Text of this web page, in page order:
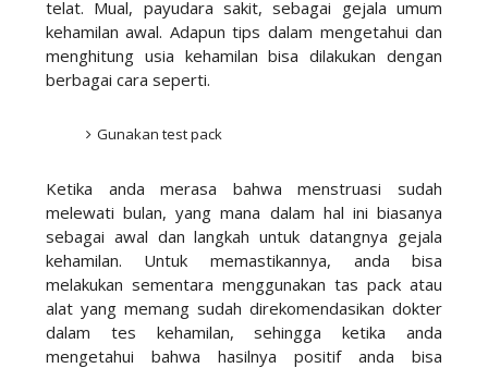
telat. Mual, payudara sakit, sebagai gejala umum
kehamilan awal. Adapun tips dalam mengetahui dan
menghitung usia kehamilan bisa dilakukan dengan
berbagai cara seperti.
Gunakan test pack
Ketika anda merasa bahwa menstruasi sudah
melewati bulan, yang mana dalam hal ini biasanya
sebagai awal dan langkah untuk datangnya gejala
kehamilan. Untuk memastikannya, anda bisa
melakukan sementara menggunakan tas pack atau
alat yang memang sudah direkomendasikan dokter
dalam tes kehamilan, sehingga ketika anda
mengetahui bahwa hasilnya positif anda bisa